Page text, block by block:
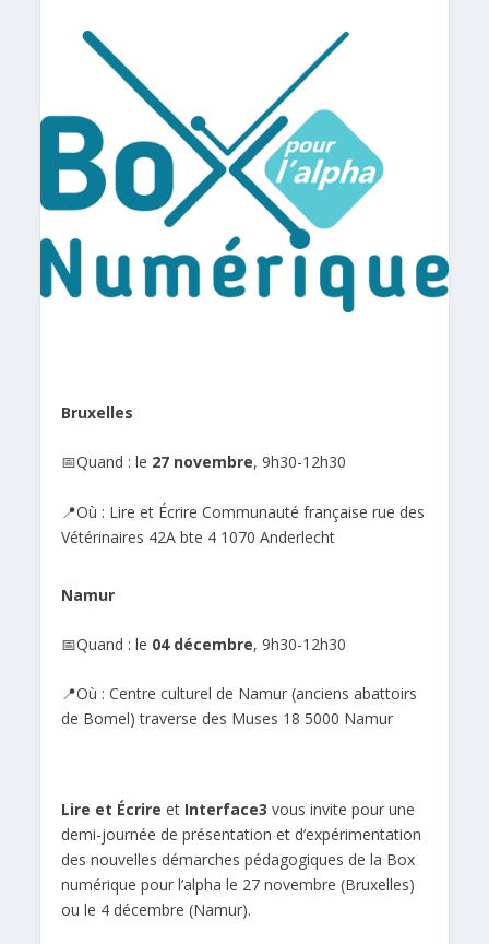
Bruxelles
📅Quand : le 27 novembre, 9h30-12h30
📍Où : Lire et Écrire Communauté française rue des
Vétérinaires 42A bte 4 1070 Anderlecht
Namur
📅Quand : le 04 décembre, 9h30-12h30
📍Où : Centre culturel de Namur (anciens abattoirs
de Bomel) traverse des Muses 18 5000 Namur
Lire et Écrire et Interface3 vous invite pour une
demi-journée de présentation et d’expérimentation
des nouvelles démarches pédagogiques de la Box
numérique pour l’alpha le 27 novembre (Bruxelles)
ou le 4 décembre (Namur).